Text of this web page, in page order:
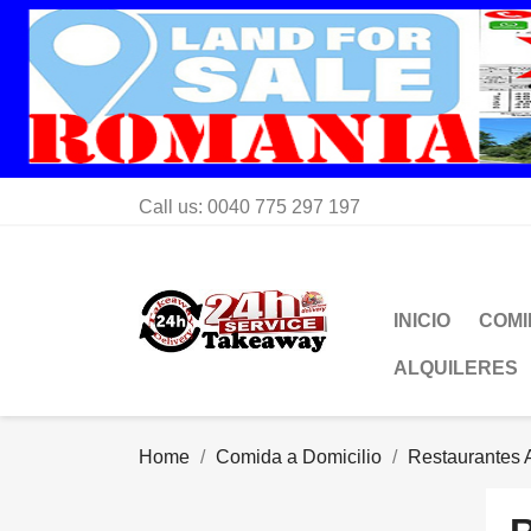
Call us: 0040 775 297 197
INICIO
ALQUILERES
Home Comida a Domicilio Restaurantes